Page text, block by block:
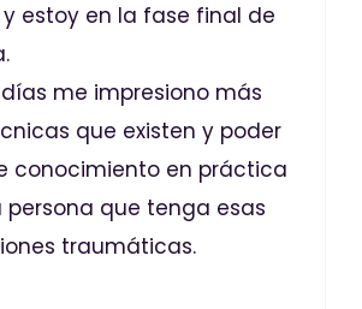
estoy en la fase final de
me impresiono más
que existen y poder
conocimiento en práctica
que tenga esas
traumáticas.